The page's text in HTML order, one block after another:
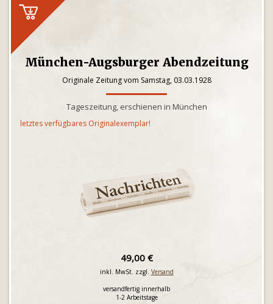
München-Augsburger Abendzeitung
Originale Zeitung vom Samstag, 03.03.1928
Tageszeitung, erschienen in München
letztes verfügbares Originalexemplar!
49,00 €
inkl. MwSt. zzgl. Versand
versandfertig innerhalb
1-2 Arbeitstage